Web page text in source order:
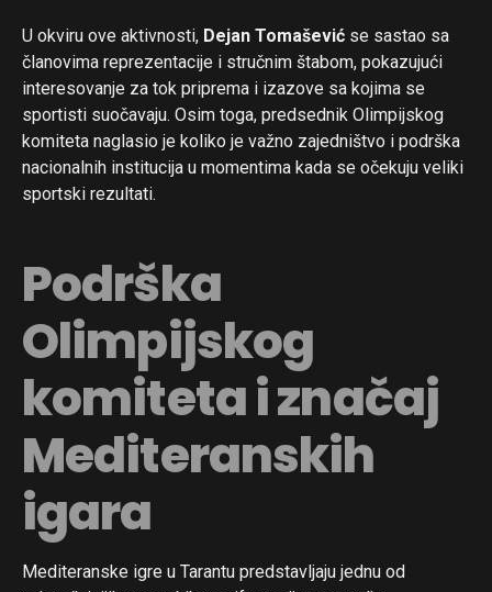
U okviru ove aktivnosti, Dejan Tomašević se sastao sa
članovima reprezentacije i stručnim štabom, pokazujući
interesovanje za tok priprema i izazove sa kojima se
sportisti suočavaju. Osim toga, predsednik Olimpijskog
komiteta naglasio je koliko je važno zajedništvo i podrška
nacionalnih institucija u momentima kada se očekuju veliki
sportski rezultati.
Podrška
Olimpijskog
komiteta i značaj
Mediteranskih
igara
Mediteranske igre u Tarantu predstavljaju jednu od